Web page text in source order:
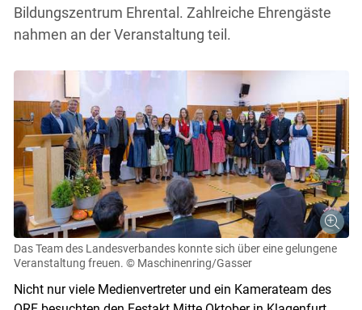
Bildungszentrum Ehrental. Zahlreiche Ehrengäste
nahmen an der Veranstaltung teil.
Das Team des Landesverbandes konnte sich über eine gelungene
Veranstaltung freuen. © Maschinenring/Gasser
Nicht nur viele Medienvertreter und ein Kamerateam des